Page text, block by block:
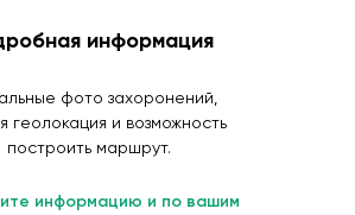
информация
фото захоронений,
геолокация и возможность
построить маршрут.
информацию и по вашим